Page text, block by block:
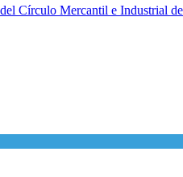
Círculo Mercantil e Industrial